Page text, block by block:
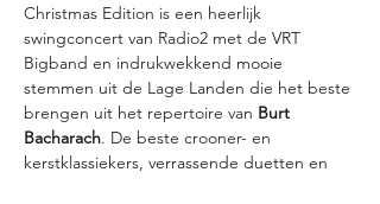
Christmas Edition is een heerlijk
swingconcert van Radio2 met de VRT
Bigband en indrukwekkend mooie
stemmen uit de Lage Landen die het beste
brengen uit het repertoire van Burt
Bacharach. De beste crooner- en
kerstklassiekers, verrassende duetten en